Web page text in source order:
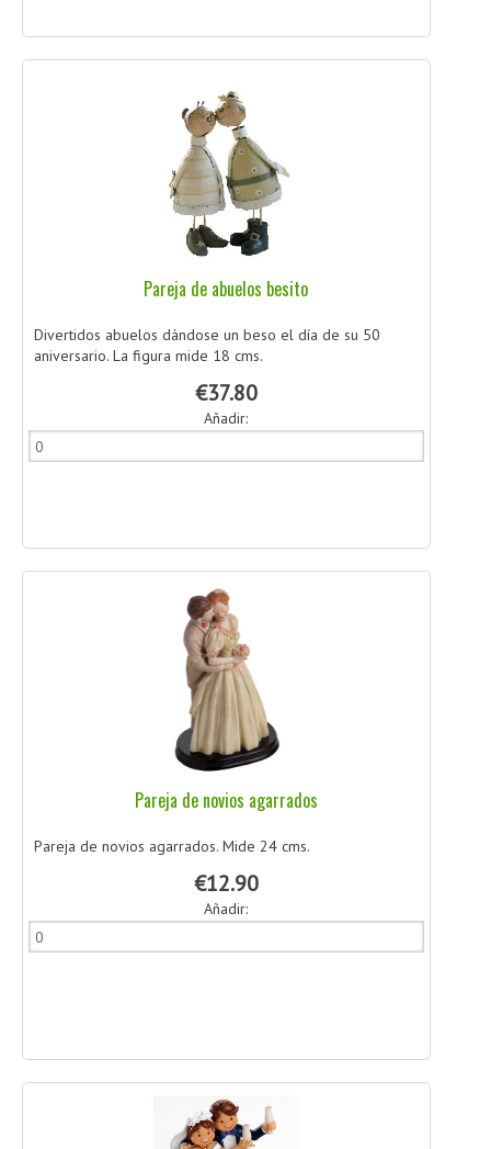
Pareja de abuelos besito
Divertidos abuelos dándose un beso el día de su 50
aniversario. La figura mide 18 cms.
€37.80
Añadir:
Pareja de novios agarrados
Pareja de novios agarrados. Mide 24 cms.
€12.90
Añadir: